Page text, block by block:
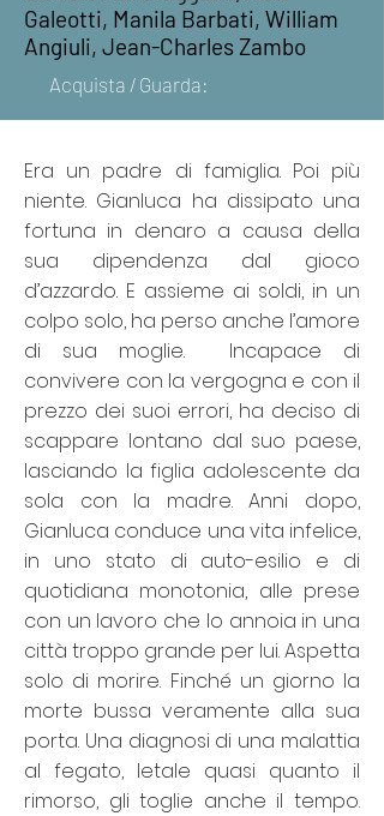
Galeotti, Manila Barbati, William
Angiuli, Jean-Charles Zambo
Acquista / Guarda:
Era un padre di famiglia. Poi più
niente. Gianluca ha dissipato una
fortuna in denaro a causa della
sua dipendenza dal gioco
d’azzardo. E assieme ai soldi, in un
colpo solo, ha perso anche l’amore
di sua moglie. Incapace di
convivere con la vergogna e con il
prezzo dei suoi errori, ha deciso di
scappare lontano dal suo paese,
lasciando la figlia adolescente da
sola con la madre. Anni dopo,
Gianluca conduce una vita infelice,
in uno stato di auto-esilio e di
quotidiana monotonia, alle prese
con un lavoro che lo annoia in una
città troppo grande per lui. Aspetta
solo di morire. Finché un giorno la
morte bussa veramente alla sua
porta. Una diagnosi di una malattia
al fegato, letale quasi quanto il
rimorso, gli toglie anche il tempo.